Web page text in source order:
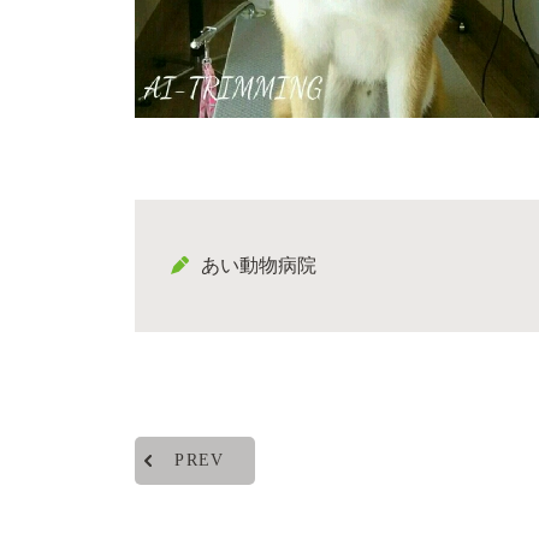
あい動物病院
PREV